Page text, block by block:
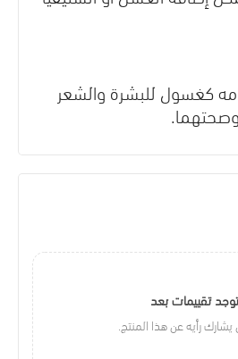
كغسول للبشرة والشعر
تقييمات بعد
رأيه عن هذا المنتج.